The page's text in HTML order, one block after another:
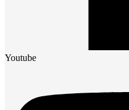
Youtube